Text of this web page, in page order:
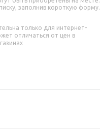
заполнив короткую форму.
только для интернет-
отличаться от цен в